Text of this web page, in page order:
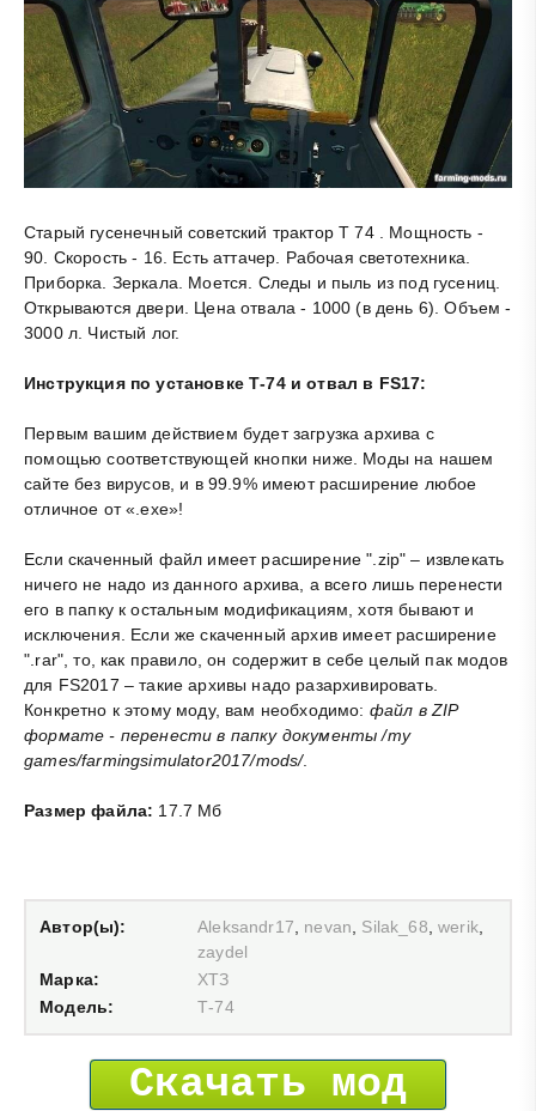
Старый гусенечный советский трактор Т 74 . Мощность -
90. Скорость - 16. Есть аттачер. Рабочая светотехника.
Приборка. Зеркала. Моется. Следы и пыль из под гусениц.
Открываются двери. Цена отвала - 1000 (в день 6). Объем -
3000 л. Чистый лог.
Инструкция по установке Т-74 и отвал в FS17:
Первым вашим действием будет загрузка архива с
помощью соответствующей кнопки ниже. Моды на нашем
сайте без вирусов, и в 99.9% имеют расширение любое
отличное от «.exe»!
Если скаченный файл имеет расширение ".zip" – извлекать
ничего не надо из данного архива, а всего лишь перенести
его в папку к остальным модификациям, хотя бывают и
исключения. Если же скаченный архив имеет расширение
".rar", то, как правило, он содержит в себе целый пак модов
для FS2017 – такие архивы надо разархивировать.
Конкретно к этому моду, вам необходимо: файл в ZIP
формате - перенести в папку документы /my
games/farmingsimulator2017/mods/.
Размер файла: 17.7 Мб
Автор(ы): Aleksandr17 nevan Silak_68 ,werik,
zaydel
Марка:
ХТЗ
Модель:
Т-74
Скачать мод